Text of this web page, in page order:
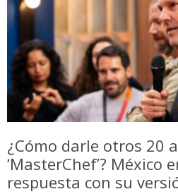
¿Cómo darle otros 20
‘MasterChef’? México
respuesta con su